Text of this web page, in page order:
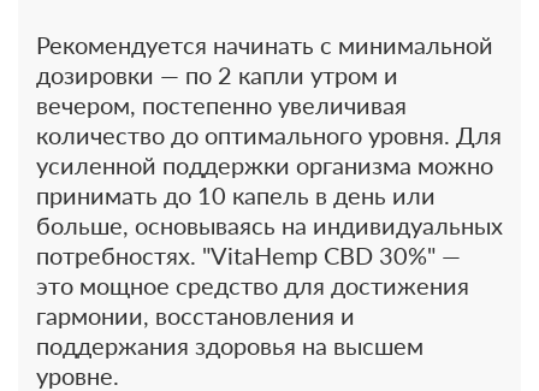
Рекомендуется начинать с минимальной
дозировки — по 2 капли утром и
вечером, постепенно увеличивая
количество до оптимального уровня. Для
усиленной поддержки организма можно
принимать до 10 капель в день или
больше, основываясь на индивидуальных
потребностях. "VitaHemp CBD 30%" —
это мощное средство для достижения
гармонии, восстановления и
поддержания здоровья на высшем
уровне.